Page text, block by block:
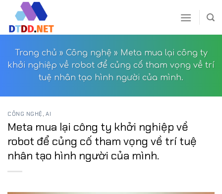
content
Trang chủ » Công nghệ» Meta mua lại công ty
khởi nghiệp về robot để củng cố tham vọng về trí
tuệ nhân tạo hình người của mình.
CÔNG NGHỆ ,AI
Meta mua lại công ty khởi nghiệp về
robot để củng cố tham vọng về trí tuệ
nhân tạo hình người của mình.